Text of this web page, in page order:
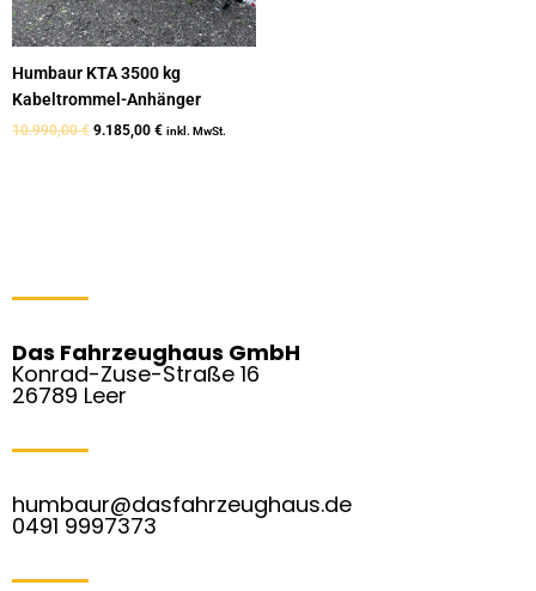
Humbaur KTA 3500 kg
Kabeltrommel-Anhänger
10.990,00€ 9.185,00 € inkl. MwSt.
Das Fahrzeughaus GmbH
Konrad-Zuse-Straße 16
26789 Leer
humbaur@dasfahrzeughaus.de
0491 9997373